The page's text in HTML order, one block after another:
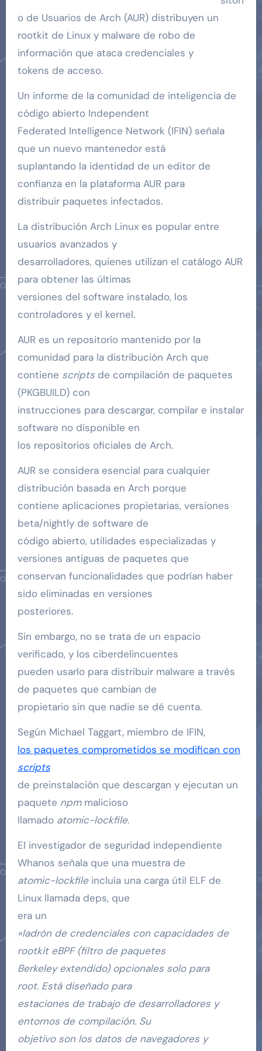
o de Usuarios de Arch (AUR) distribuyen un
rootkit de Linux y malware de robo de
información que ataca credenciales y
tokens de acceso.
Un informe de la comunidad de inteligencia de
código abierto Independent
Federated Intelligence Network (IFIN) señala
que un nuevo mantenedor está
suplantando la identidad de un editor de
confianza en la plataforma AUR para
distribuir paquetes infectados.
La distribución Arch Linux es popular entre
usuarios avanzados y
desarrolladores, quienes utilizan el catálogo AUR
para obtener las últimas
versiones del software instalado, los
controladores y el kernel.
AUR es un repositorio mantenido por la
comunidad para la distribución Arch que
contiene scriptsde compilación de paquetes
(PKGBUILD) con
instrucciones para descargar, compilar e instalar
software no disponible en
los repositorios oficiales de Arch.
AUR se considera esencial para cualquier
distribución basada en Arch porque
contiene aplicaciones propietarias, versiones
beta/nightly de software de
código abierto, utilidades especializadas y
versiones antiguas de paquetes que
conservan funcionalidades que podrían haber
sido eliminadas en versiones
posteriores.
Sin embargo, no se trata de un espacio
verificado, y los ciberdelincuentes
pueden usarlo para distribuir malware a través
de paquetes que cambian de
propietario sin que nadie se dé cuenta.
Según Michael Taggart, miembro de IFIN,
los paquetes comprometidos se modifican con
scripts
de preinstalación que descargan y ejecutan un
paquete npmmalicioso
llamado atomic-lockfile.
El investigador de seguridad independiente
Whanos señala que una muestra de
atomic-lockfileincluía una carga útil ELF de
Linux llamada deps, que
era un
«ladrón de credenciales con capacidades de
rootkit eBPF (filtro de paquetes
Berkeley extendido) opcionales solo para
root. Está diseñado para
estaciones de trabajo de desarrolladores y
entornos de compilación. Su
objetivo son los datos de navegadores y